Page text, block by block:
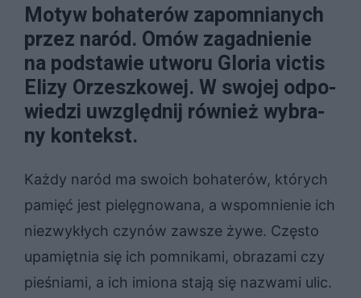
Mo­tyw bo­ha­te­rów za­po­mnia­nych
przez na­ród. Omów za­gad­nie­nie
na pod­sta­wie utwo­ru Glo­ria vic­tis
Eli­zy Orzesz­ko­wej. W swo­jej od­po­
wie­dzi uwzględ­nij rów­nież wy­bra­
ny kon­tekst.
Każdy naród ma swoich bohaterów, których
pamięć jest pielęgnowana, a wspomnienie ich
niezwykłych czynów zawsze żywe. Często
upamiętnia się ich pomnikami, obrazami czy
pieśniami, a ich imiona stają się nazwami ulic.